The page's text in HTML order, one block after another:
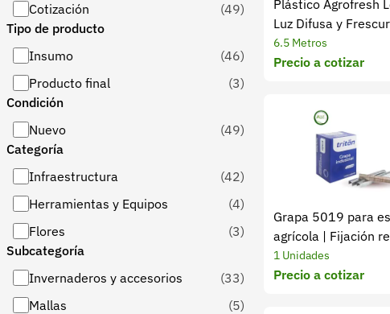
Cotización
(49)
Tipo de producto
Insumo
(46)
Producto final
(3)
Condición
Nuevo
(49)
Categoría
Infraestructura
(42)
Herramientas y Equipos
(4)
Flores
(3)
Subcategoría
Invernaderos y accesorios
(33)
Mallas
(5)
Plástico Agrofresh
Luz Difusa y
6.5 Metros
Precio a cotizar
Grapa 5019 para
agrícola | Fijación
1 Unidades
Precio a cotizar